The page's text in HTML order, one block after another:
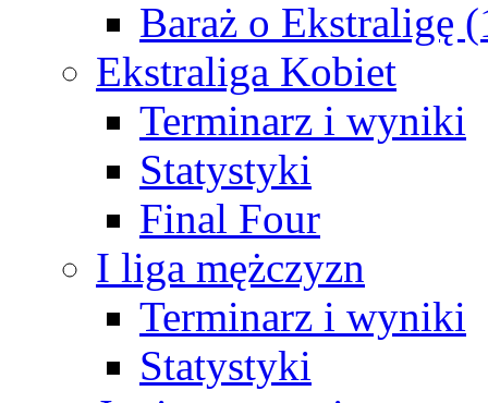
Baraż o Ekstraligę
Ekstraliga Kobiet
Terminarz i wyniki
Statystyki
Final Four
I liga mężczyzn
Terminarz i wyniki
Statystyki